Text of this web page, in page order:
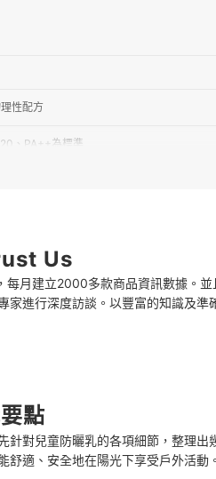
性配方
、PA++為標準
更完善
Us
月建立2000多款商品資訊數據。
家進行深度訪談。以豐富的知識及準
點
針對兒童防曬乳的各項細節，整理
舒適、安全地在陽光下享受戶外活動。